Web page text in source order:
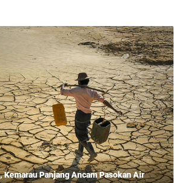
Kemarau Panjang Ancam Pasokan Air